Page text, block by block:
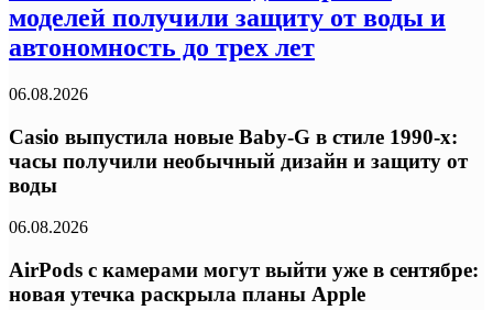
моделей получили защиту от воды и
автономность до трех лет
06.08.2026
Casio выпустила новые Baby-G в стиле 1990-х:
часы получили необычный дизайн и защиту от
воды
06.08.2026
AirPods с камерами могут выйти уже в сентябре:
новая утечка раскрыла планы Apple